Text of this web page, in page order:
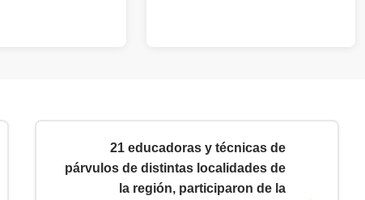
21 educadoras y técnicas de
párvulos de distintas localidades de
la región, participaron de la